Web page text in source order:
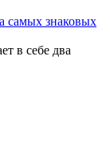
самых знаковых
в себе два